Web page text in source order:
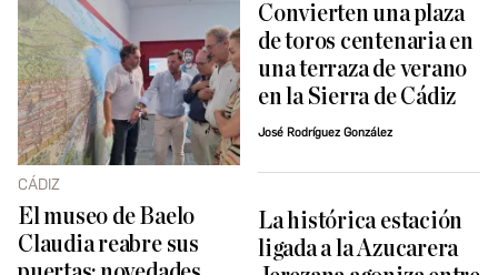
CÁDIZ
El museo de Baelo
Claudia reabre sus
Convierten una plaza
de toros centenaria en
una terraza de verano
en la Sierra de Cádiz
José Rodríguez González
La histórica estación
ligada a la Azucarera